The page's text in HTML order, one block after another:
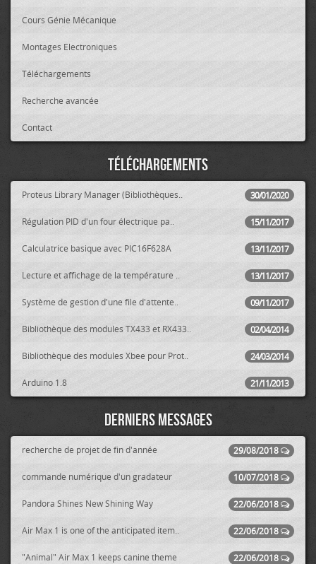
Cours Génie Mécanique
Montages Electroniques
Téléchargements
Recherche avancée
Contact
Téléchargements
30/01/2020
Proteus Library Manager (Bibliothèques..
15/11/2017
Régulation PID d'un four électrique pa..
13/11/2017
Calculatrice basique avec PIC16F628A
13/11/2017
Lecture et affichage de la température ..
09/11/2017
Système de gestion d'une file d'attente..
02/04/2014
Bibliothèque des modules TX433 et RX433..
24/03/2014
Bibliothèque des modules Xbee pour Prot..
21/11/2013
Arduino 1.8
Derniers messages
29/08/2018
recherche de projet de fin d'année
10/07/2018
commande numérique d'un gradateur
22/06/2018
Pandora Shines New Shining Way
22/06/2018
Air Max 1 is one of the anticipated item..
22/06/2018
"Animal" Air Max 1 keeps canine theme